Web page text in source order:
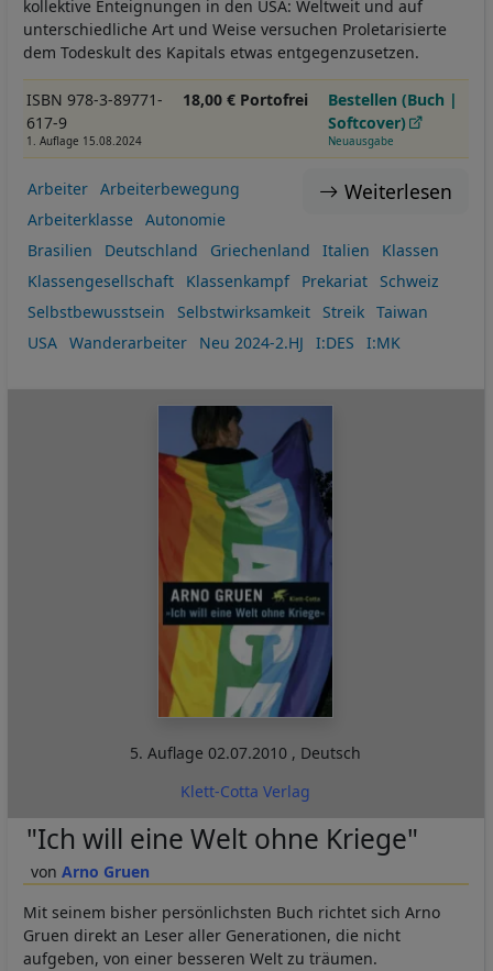
kollektive Enteignungen in den USA: Weltweit und auf
unterschiedliche Art und Weise versuchen Proletarisierte
dem Todeskult des Kapitals etwas entgegenzusetzen.
ISBN 978-3-89771-
617-9
1. Auflage 15.08.2024
18,00 € Portofrei
Bestellen (Buch |
Softcover)
Neuausgabe
Weiterlesen
Arbeiter
Arbeiterbewegung
Arbeiterklasse
Autonomie
Brasilien
Deutschland Griechenland Italien
Klassen
Klassengesellschaft
Klassenkampf Prekariat
Schweiz
Selbstbewusstsein
Selbstwirksamkeit Streik
Taiwan
USA
Wanderarbeiter Neu 2024-2.HJ I:DES I:MK
5. Auflage02.07.2010 , Deutsch
Klett-Cotta Verlag
Arno Gruen
"Ich will eine Welt ohne Kriege"
Mit seinem bisher persönlichsten Buch richtet sich Arno
Gruen direkt an Leser aller Generationen, die nicht
aufgeben, von einer besseren Welt zu träumen.